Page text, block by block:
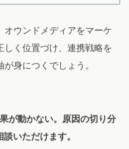
オウンドメディアをマーケ
しく位置づけ、連携戦略を
身につくでしょう。
が動かない。原因の切り分
いただけます。